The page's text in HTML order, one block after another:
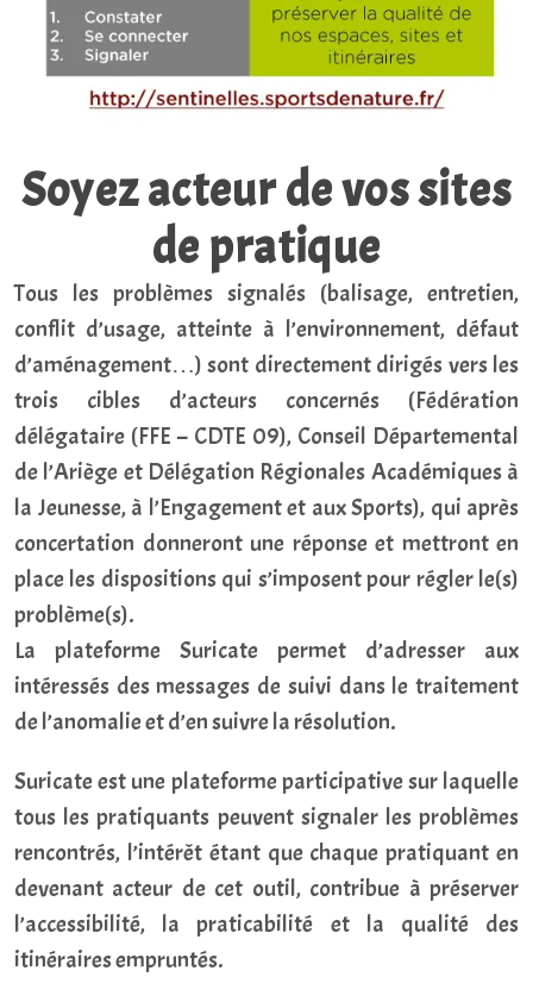
Soyez acteur de vos sites
de pratique
Tous les problèmes signalés (balisage, entretien,
conflit d’usage, atteinte à l’environnement, défaut
d’aménagement…) sont directement dirigés vers les
trois cibles d’acteurs concernés (Fédération
délégataire (FFE – CDTE 09), Conseil Départemental
de l’Ariège et Délégation Régionales Académiques à
la Jeunesse, à l’Engagement et aux Sports), qui après
concertation donneront une réponse et mettront en
place les dispositions qui s’imposent pour régler le(s)
problème(s).
La plateforme Suricate permet d’adresser aux
intéressés des messages de suivi dans le traitement
de l’anomalie et d’en suivre la résolution.
Suricate est une plateforme participative sur laquelle
tous les pratiquants peuvent signaler les problèmes
rencontrés, l’intérêt étant que chaque pratiquant en
devenant acteur de cet outil, contribue à préserver
l’accessibilité, la praticabilité et la qualité des
itinéraires empruntés.